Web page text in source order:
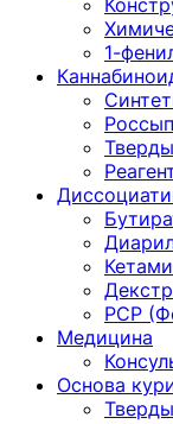
1-
PCP
Медицина
Основа